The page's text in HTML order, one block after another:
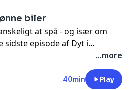
biler
at spå - og især om
sidste episode af Dyt i
alligevel gøre forsøget. Der
for fremtidens bil: Den
og den kan køre selv.
...more
40min Play